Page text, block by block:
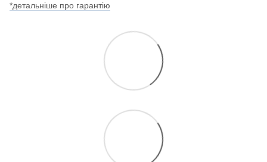
*детальніше про гарантію